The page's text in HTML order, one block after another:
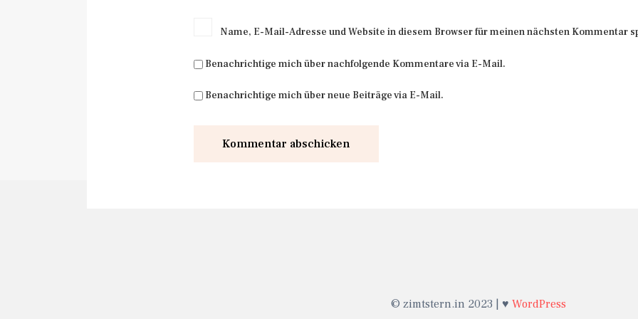
Name, E-Mail-Adresse und Website in diesem Browser für meinen nächsten Kommentar
Benachrichtige mich über nachfolgende Kommentare via E-Mail.
Benachrichtige mich über neue Beiträge via E-Mail.
© zimtstern.in 2023 | ♥ WordPress